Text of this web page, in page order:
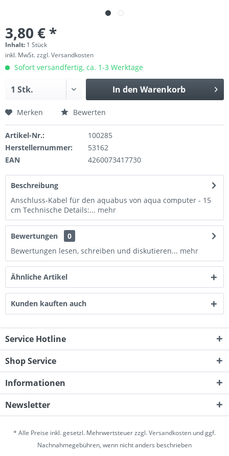
3,80 € *
Inhalt: 1 Stück
inkl. MwSt.zzgl. Versandkosten
Sofort versandfertig, ca. 1-3 Werktage
In den Warenkorb
Merken Bewerten
Artikel-Nr.:
100285
Herstellernummer:
53162
EAN
4260073417730
Beschreibung
Anschluss-Kabel für den aquabus von aqua computer - 15
cm Technische Details:... mehr
Bewertungen
0
Bewertungen lesen, schreiben und diskutieren... mehr
Ähnliche Artikel
Kunden kauften auch
Service Hotline
Shop Service
Informationen
Newsletter
* Alle Preise inkl. gesetzl. Mehrwertsteuer zzgl.Versandkosten und ggf.
Nachnahmegebühren, wenn nicht anders beschrieben